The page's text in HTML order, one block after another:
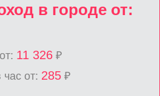
в городе от:
11 326 ₽
от: 285 ₽